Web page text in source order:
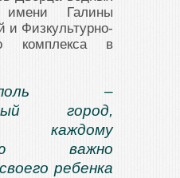
Галины
и Физкультурно-
комплекса в
–
город,
каждому
важно
ребенка